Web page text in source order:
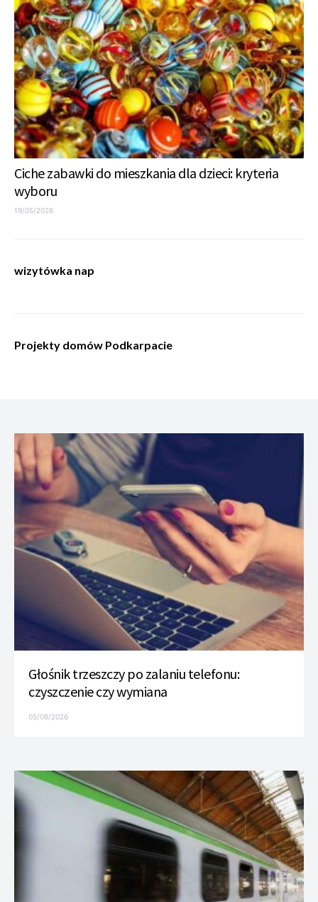
Ciche zabawki do mieszkania dla dzieci: kryteria
wyboru
19/05/2026
wizytówka nap
Projekty domów Podkarpacie
Głośnik trzeszczy po zalaniu telefonu:
czyszczenie czy wymiana
05/08/2026